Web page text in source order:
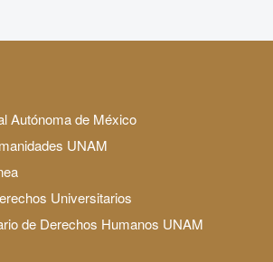
Autónoma de México
UNAM
Universitarios
de Derechos Humanos UNAM